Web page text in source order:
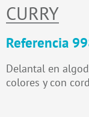
CURRY
Referencia
Delantal en
colores y con